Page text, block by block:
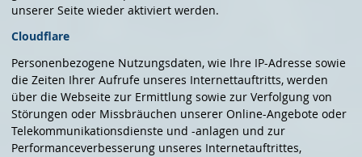
unserer Seite wieder aktiviert werden.
Cloudflare
Personenbezogene Nutzungsdaten, wie Ihre IP-Adresse sowie
die Zeiten Ihrer Aufrufe unseres Internettauftritts, werden
über die Webseite zur Ermittlung sowie zur Verfolgung von
Störungen oder Missbräuchen unserer Online-Angebote oder
Telekommunikationsdienste und -anlagen und zur
Performanceverbesserung unseres Internetauftrittes,